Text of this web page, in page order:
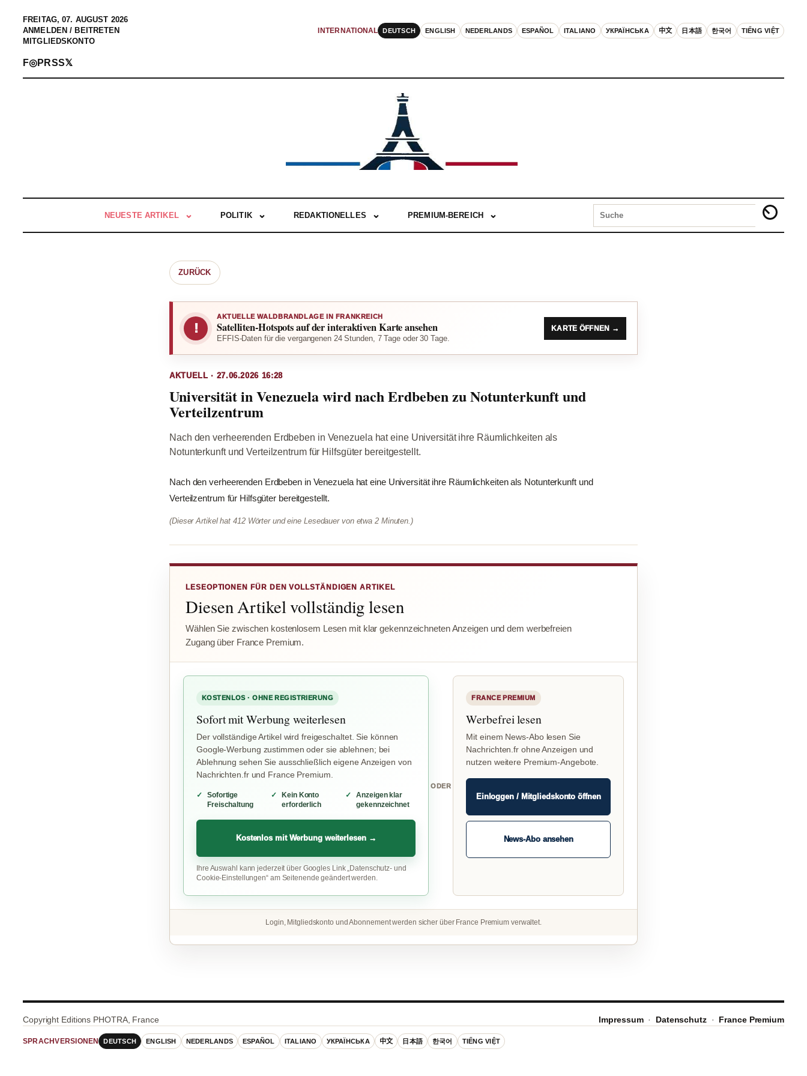
FREITAG, 07. AUGUST 2026
ANMELDEN / BEITRETEN
MITGLIEDSKONTO
INTERNATIONAL DEUTSCH ENGLISH NEDERLANDS ESPAÑOL ITALIANO УКРАЇНСЬКА 中文 日本語 한국어 TIẾNG VIỆT
F◎PRSS𝕏
NEUESTE ARTIKEL POLITIK REDAKTIONELLES PREMIUM-BEREICH
ZURÜCK
!
AKTUELLE WALDBRANDLAGE IN FRANKREICH
Satelliten-Hotspots auf der interaktiven Karte ansehen
EFFIS-Daten für die vergangenen 24 Stunden, 7 Tage oder 30 Tage.
KARTE ÖFFNEN →
AKTUELL · 27.06.2026 16:28
Universität in Venezuela wird nach Erdbeben zu Notunterkunft und
Verteilzentrum
Nach den verheerenden Erdbeben in Venezuela hat eine Universität ihre Räumlichkeiten als
Notunterkunft und Verteilzentrum für Hilfsgüter bereitgestellt.
Nach den verheerenden Erdbeben in Venezuela hat eine Universität ihre Räumlichkeiten als Notunterkunft und
Verteilzentrum für Hilfsgüter bereitgestellt.
(Dieser Artikel hat 412 Wörter und eine Lesedauer von etwa 2 Minuten.)
LESEOPTIONEN FÜR DEN VOLLSTÄNDIGEN ARTIKEL
Diesen Artikel vollständig lesen
Wählen Sie zwischen kostenlosem Lesen mit klar gekennzeichneten Anzeigen und dem werbefreien
Zugang über France Premium.
KOSTENLOS · OHNE REGISTRIERUNG
Sofort mit Werbung weiterlesen
Der vollständige Artikel wird freigeschaltet. Sie können
Google-Werbung zustimmen oder sie ablehnen; bei
Ablehnung sehen Sie ausschließlich eigene Anzeigen von
Nachrichten.fr und France Premium.
Sofortige
Freischaltung
Kein Konto
erforderlich
Anzeigen klar
gekennzeichnet
Kostenlos mit Werbung weiterlesen →
Ihre Auswahl kann jederzeit über Googles Link „Datenschutz- und
Cookie-Einstellungen“ am Seitenende geändert werden.
ODER
FRANCE PREMIUM
Werbefrei lesen
Mit einem News-Abo lesen Sie
Nachrichten.fr ohne Anzeigen und
nutzen weitere Premium-Angebote.
Einloggen / Mitgliedskonto öffnen
News-Abo ansehen
Login, Mitgliedskonto und Abonnement werden sicher über France Premium verwaltet.
Copyright Editions PHOTRA, France Impressum· Datenschutz· France Premium
SPRACHVERSIONEN DEUTSCH ENGLISH NEDERLANDS ESPAÑOL ITALIANO УКРАЇНСЬКА 中文 日本語 한국어 TIẾNG VIỆT